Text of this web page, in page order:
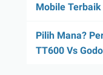
Mobile
Pilih Mana?
TT600 Vs